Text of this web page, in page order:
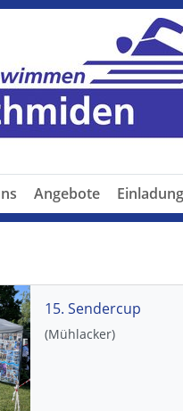
Angebote
15. Sendercup
(Mühlacker)